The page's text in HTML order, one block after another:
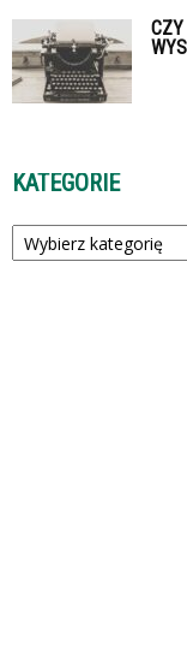
CZY
KATEGORIE
Kategorie